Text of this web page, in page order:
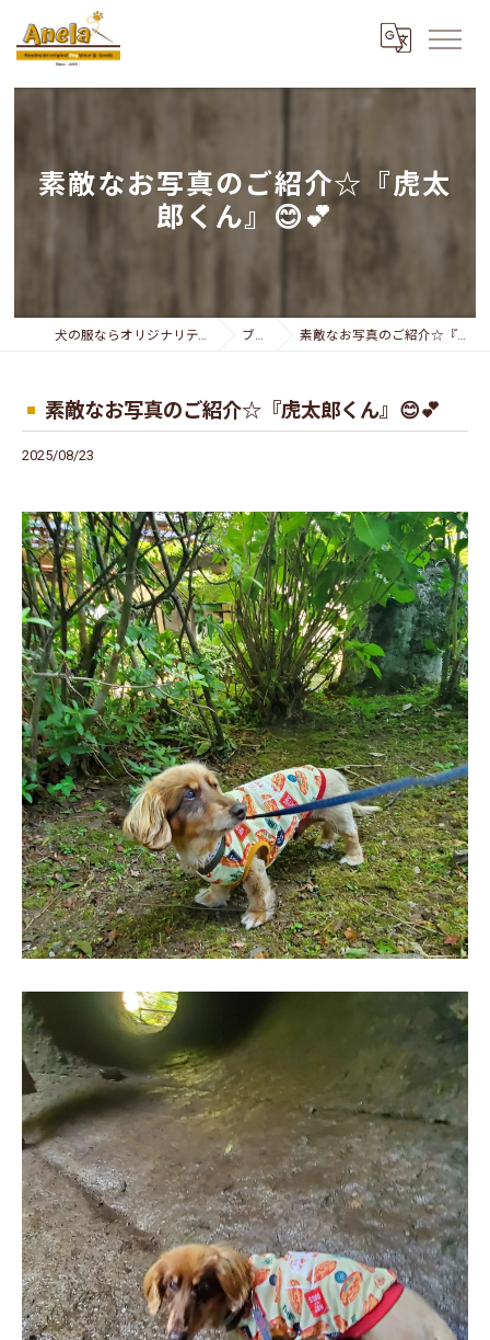
素敵なお写真のご紹介☆『虎太
郎くん』😊💕
犬の服ならオリジナリティー溢れるAnela ブログ 素敵なお写真のご紹介☆『虎太郎くん』😊💕
素敵なお写真のご紹介☆『虎太郎くん』😊💕
2025/08/23